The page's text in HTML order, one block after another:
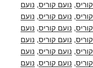
, נועם קוריס, נועם
, נועם קוריס, נועם
, נועם קוריס, נועם
, נועם קוריס, נועם
, נועם קוריס, נועם
, נועם קוריס, נועם